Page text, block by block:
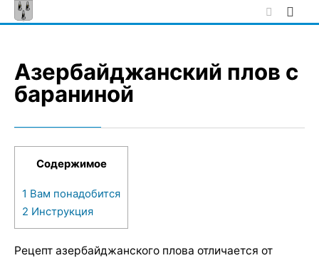
Skip
to
Азербайджанский плов с
бараниной
Содержимое
1 Вам понадобится
2 Инструкция
Рецепт азербайджанского плова отличается от